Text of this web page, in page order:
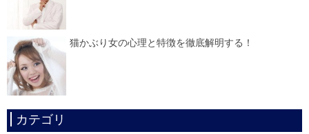
猫かぶり女の心理と特徴を徹底解明する！
カテゴリ